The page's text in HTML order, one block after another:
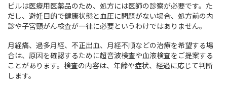
ピルは医療用医薬品のため、処方には医師の診察が必要です。た
だし、避妊目的で健康状態と血圧に問題がない場合、処方前の内
診や子宮頸がん検査が一律に必要というわけではありません。
月経痛、過多月経、不正出血、月経不順などの治療を希望する場
合は、原因を確認するために超音波検査や血液検査をご提案する
ことがあります。検査の内容は、年齢や症状、経過に応じて判断
します。